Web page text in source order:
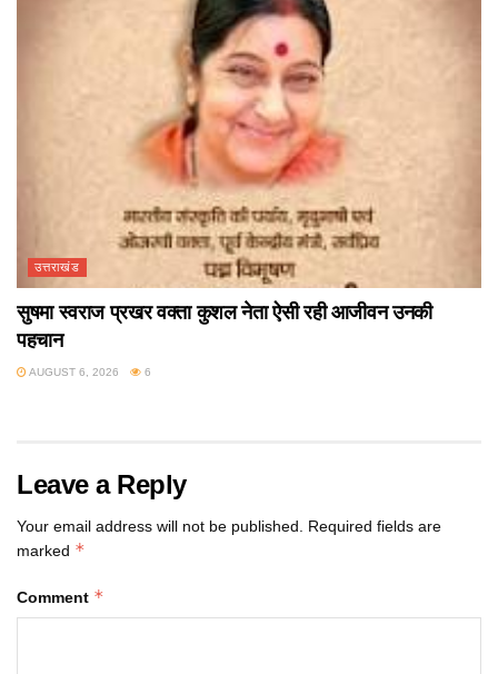
उत्तराखंड
सुषमा स्वराज प्रखर वक्ता कुशल नेता ऐसी रही आजीवन उनकी
पहचान
AUGUST 6, 2026 6
Leave a Reply
Your email address will not be published. Required fields are
marked *
Comment *